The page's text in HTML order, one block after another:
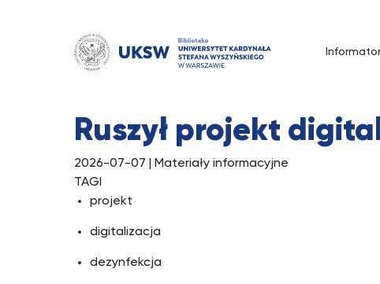
Informator
Ruszył projekt
2026-07-07 | Materiały informacyjne
TAGI
projekt
digitalizacja
dezynfekcja